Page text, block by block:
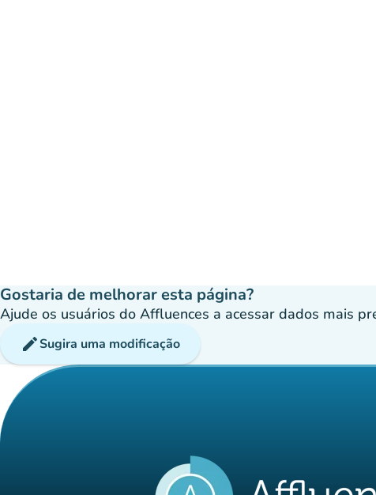
Gostaria de melhorar esta página?
Ajude os usuários do Affluences a acessar dados mais
editSugira uma modificação